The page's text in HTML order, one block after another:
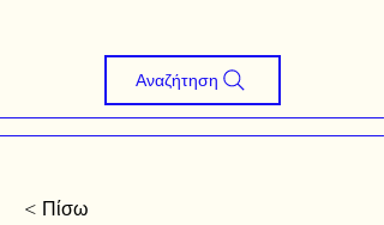
Αναζήτηση
< Πίσω